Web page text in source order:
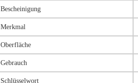
Bescheinigung
Merkmal
Oberfläche
Gebrauch
Schlüsselwort